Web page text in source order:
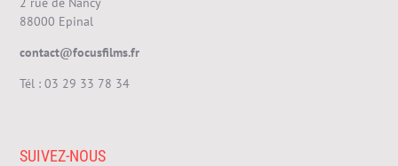
88000 Epinal
contact@focusfilms.fr
Tél :03 29 33 78 34
SUIVEZ-NOUS